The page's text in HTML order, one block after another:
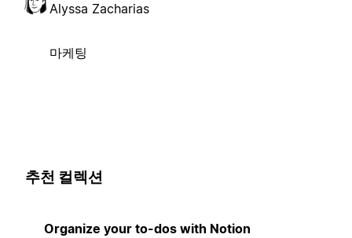
Alyssa Zacharias
마케팅
추천 컬렉션
Organize your to-dos with Notion